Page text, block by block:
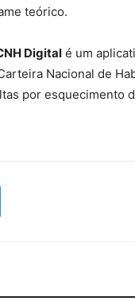
teórico.
Digital é um
Nacional de
por esquecimento